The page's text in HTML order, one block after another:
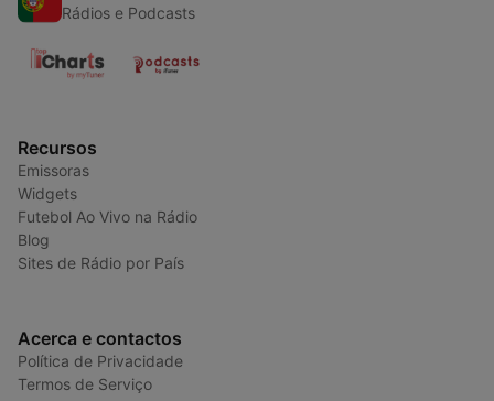
Rádios e Podcasts
Recursos
Emissoras
Widgets
Futebol Ao Vivo na Rádio
Blog
Sites de Rádio por País
Acerca e contactos
Política de Privacidade
Termos de Serviço